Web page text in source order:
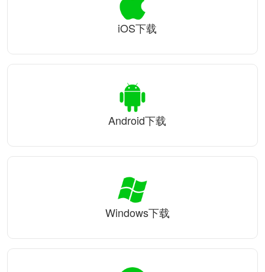
iOS下载
Android下载
Windows下载